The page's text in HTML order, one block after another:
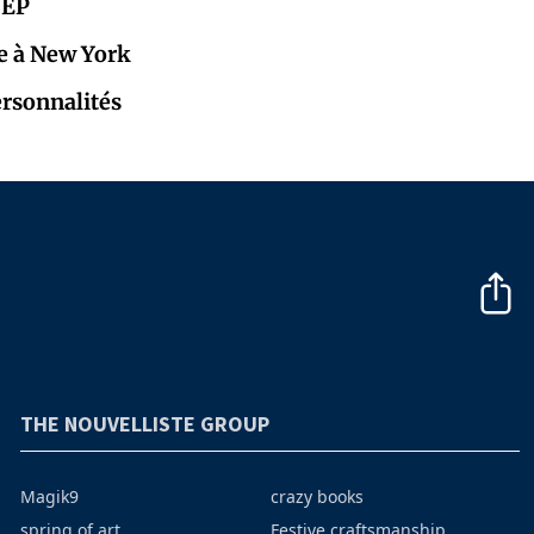
à New York
THE NOUVELLISTE GROUP
Magik9
crazy books